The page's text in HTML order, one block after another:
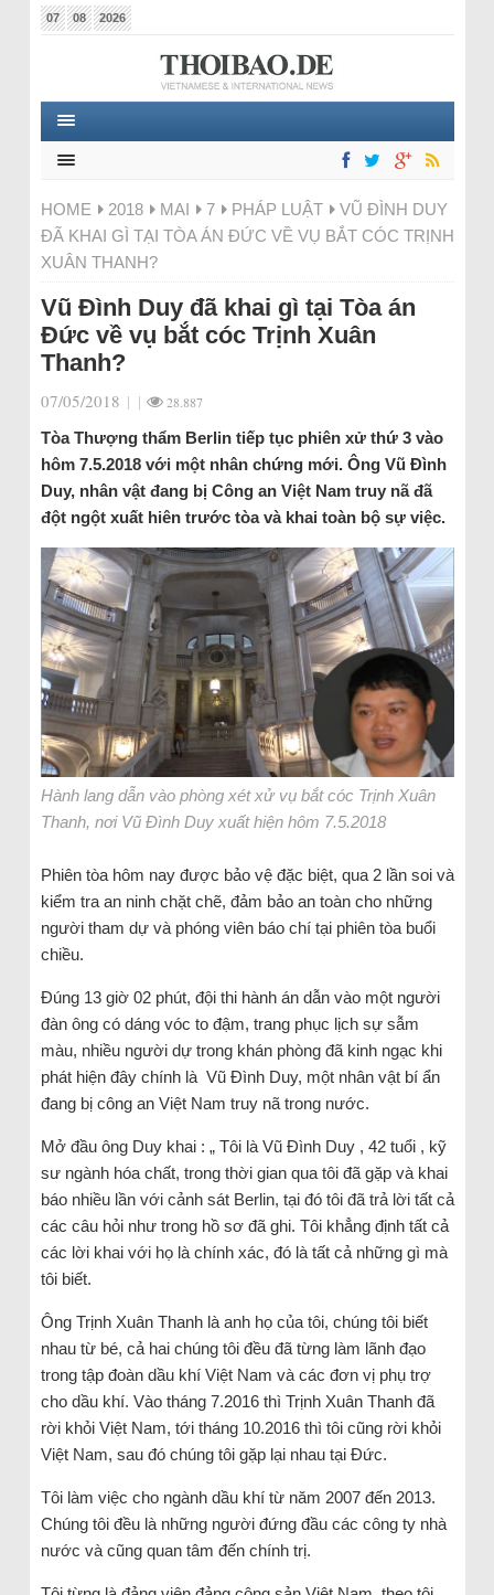
07 08 2026
HOME 2018 MAI 7 PHÁP LUẬT
VŨ ĐÌNH DUY
ĐÃ KHAI GÌ TẠI TÒA ÁN ĐỨC VỀ VỤ BẮT CÓC TRỊNH
XUÂN THANH?
Vũ Đình Duy đã khai gì tại Tòa án
Đức về vụ bắt cóc Trịnh Xuân
Thanh?
07/05/2018 | | 28.887
Tòa Thượng thẩm Berlin tiếp tục phiên xử thứ 3 vào
hôm 7.5.2018 với một nhân chứng mới. Ông Vũ Đình
Duy, nhân vật đang bị Công an Việt Nam truy nã đã
đột ngột xuất hiên trước tòa và khai toàn bộ sự việc.
Hành lang dẫn vào phòng xét xử vụ bắt cóc Trịnh Xuân
Thanh, nơi Vũ Đình Duy xuất hiện hôm 7.5.2018
Phiên tòa hôm nay được bảo vệ đặc biệt, qua 2 lần soi và
kiểm tra an ninh chặt chẽ, đảm bảo an toàn cho những
người tham dự và phóng viên báo chí tại phiên tòa buổi
chiều.
Đúng 13 giờ 02 phút, đội thi hành án dẫn vào một người
đàn ông có dáng vóc to đậm, trang phục lịch sự sẫm
màu, nhiều người dự trong khán phòng đã kinh ngạc khi
phát hiện đây chính là Vũ Đình Duy, một nhân vật bí ẩn
đang bị công an Việt Nam truy nã trong nước.
Mở đầu ông Duy khai : „ Tôi là Vũ Đình Duy , 42 tuổi , kỹ
sư ngành hóa chất, trong thời gian qua tôi đã gặp và khai
báo nhiều lần với cảnh sát Berlin, tại đó tôi đã trả lời tất cả
các câu hỏi như trong hồ sơ đã ghi. Tôi khẳng định tất cả
các lời khai với họ là chính xác, đó là tất cả những gì mà
tôi biết.
Ông Trịnh Xuân Thanh là anh họ của tôi, chúng tôi biết
nhau từ bé, cả hai chúng tôi đều đã từng làm lãnh đạo
trong tập đoàn dầu khí Việt Nam và các đơn vị phụ trợ
cho dầu khí. Vào tháng 7.2016 thì Trịnh Xuân Thanh đã
rời khỏi Việt Nam, tới tháng 10.2016 thì tôi cũng rời khỏi
Việt Nam, sau đó chúng tôi gặp lại nhau tại Đức.
Tôi làm việc cho ngành dầu khí từ năm 2007 đến 2013.
Chúng tôi đều là những người đứng đầu các công ty nhà
nước và cũng quan tâm đến chính trị.